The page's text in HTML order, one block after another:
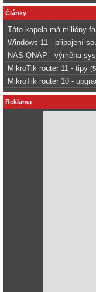
Články
Táto kapela má milióny
Windows 11 - připojení
NAS QNAP - výměna
MikroTik router 11 - tipy (5
MikroTik router 10 -
Reklama